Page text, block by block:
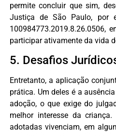
permite concluir que sim,
Justiça de São Paulo, por
100984773.2019.8.26.0506,
participar ativamente da vida
5. Desafios
Entretanto, a aplicação
prática. Um deles é a
adoção, o que exige do
melhor interesse da
adotadas vivenciam, em